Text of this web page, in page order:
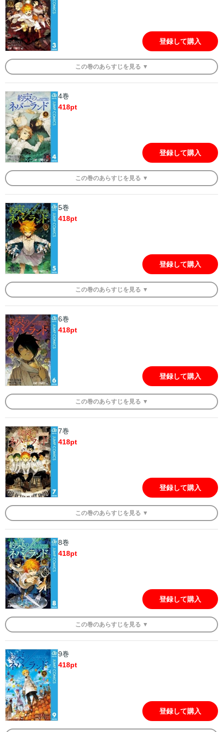
登録して購入
この巻のあらすじを 見る ▼
4巻
418pt
登録して購入
この巻のあらすじを 見る ▼
5巻
418pt
登録して購入
この巻のあらすじを 見る ▼
6巻
418pt
登録して購入
この巻のあらすじを 見る ▼
7巻
418pt
登録して購入
この巻のあらすじを 見る ▼
8巻
418pt
登録して購入
この巻のあらすじを 見る ▼
9巻
418pt
登録して購入